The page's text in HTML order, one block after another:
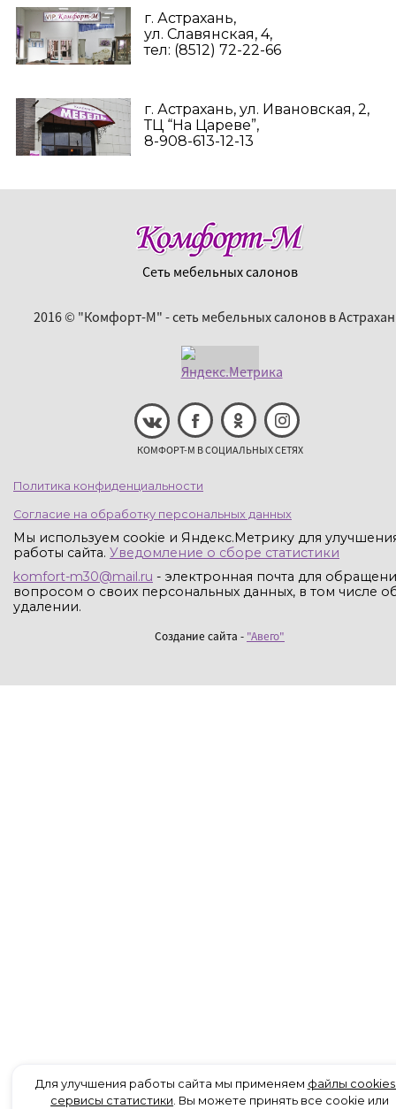
г. Астрахань,
ул. Славянская, 4,
тел: (8512) 72-22-66
г. Астрахань, ул. Ивановская, 2,
ТЦ “На Цареве”,
8-908-613-12-13
Сеть мебельных салонов
2016 © "Комфорт-М" - сеть мебельных салонов в
КОМФОРТ-М В СОЦИАЛЬНЫХ СЕТЯХ
Политика конфиденциальности
Согласие на обработку персональных данных
Мы используем cookie и Яндекс.Метрику для
работы сайта. Уведомление о сборе статистики
komfort-m30@mail.ru - электронная почта для
вопросом о своих персональных данных, в том числе
удалении.
Создание сайта - "Авего"
Для улучшения работы сайта мы применяем файлы cookies
сервисы статистики. Вы можете принять все cookie или